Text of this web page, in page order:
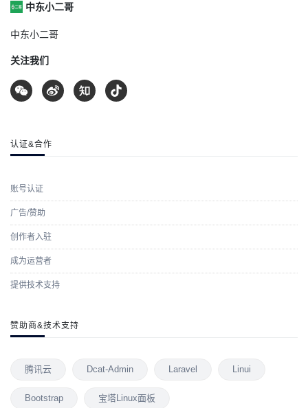
中东小二哥
中东小二哥
关注我们
认证&合作
账号认证
广告/赞助
创作者入驻
成为运营者
提供技术支持
赞助商&技术支持
腾讯云 Dcat-Admin Laravel Linui
Bootstrap 宝塔Linux面板